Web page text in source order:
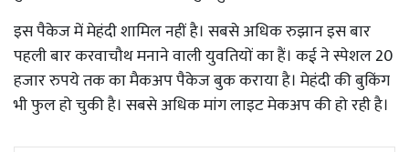
इस पैकेज में मेहंदी शामिल नहीं है। सबसे अधिक रुझान इस बार
पहली बार करवाचौथ मनाने वाली युवतियों का हैं। कई ने स्पेशल 20
हजार रुपये तक का मैकअप पैकेज बुक कराया है। मेहंदी की बुकिंग
भी फुल हो चुकी है। सबसे अधिक मांग लाइट मेकअप की हो रही है।